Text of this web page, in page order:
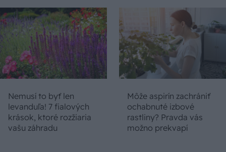
Nemusí to byť len
levanduľa! 7 fialových
krások, ktoré rozžiaria
vašu záhradu
Môže aspirín zachrániť
ochabnuté izbové
rastliny? Pravda vás
možno prekvapí